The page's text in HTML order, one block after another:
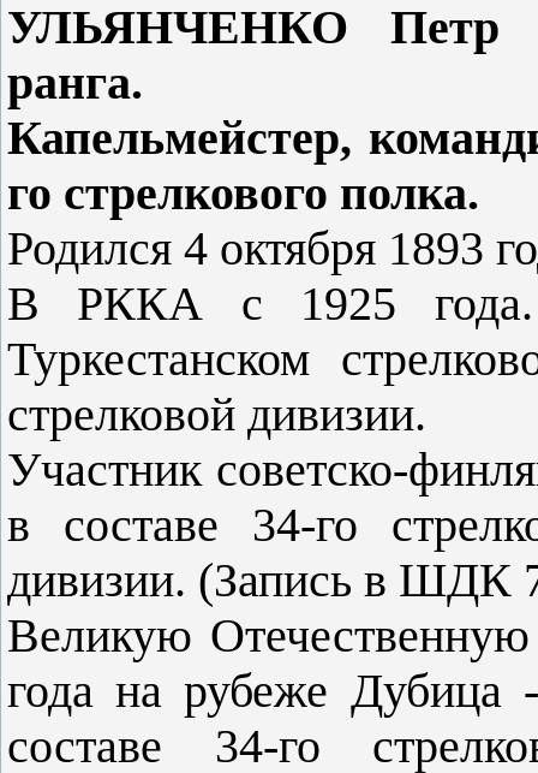
УЛЬЯНЧЕНКО Петр
ранга.
Капельмейстер,
го стрелкового полка.
Родился 4 октября 1893
В РККА с 1925 года.
Туркестанском
стрелковой дивизии.
Участник советско-
в составе 34-го
дивизии. (Запись в ШДК
Великую
года на рубеже Дубица
составе 34-го